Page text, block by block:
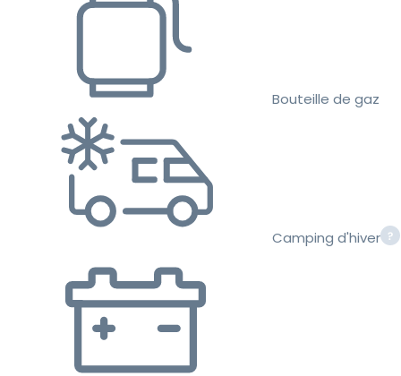
Bouteille de gaz
Camping d'hiver